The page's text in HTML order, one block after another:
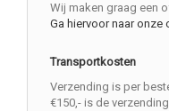
Wij maken graag een
Ga hiervoor naar onze
Transportkosten
Verzending is per
€150,- is de